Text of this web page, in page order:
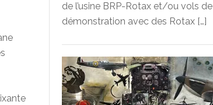
de l’usine BRP-Rotax et/ou vols de
démonstration avec des Rotax […]